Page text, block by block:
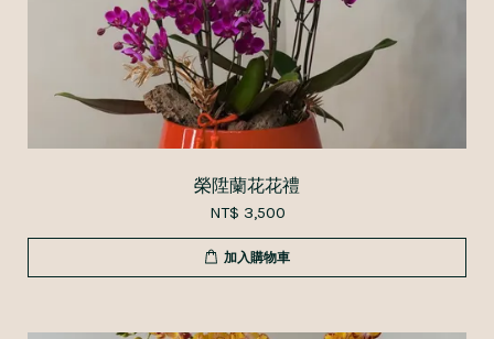
榮陞蘭花花禮
NT$ 3,500
加入購物車